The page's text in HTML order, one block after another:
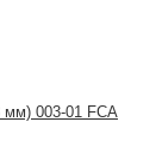
мм) 003-01 FCA